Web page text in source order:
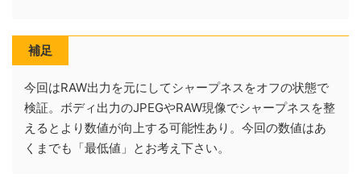
補足
今回はRAW出力を元にしてシャープネスをオフの状態で
検証。ボディ出力のJPEGやRAW現像でシャープネスを整
えるとより数値が向上する可能性あり。今回の数値はあ
くまでも「最低値」とお考え下さい。